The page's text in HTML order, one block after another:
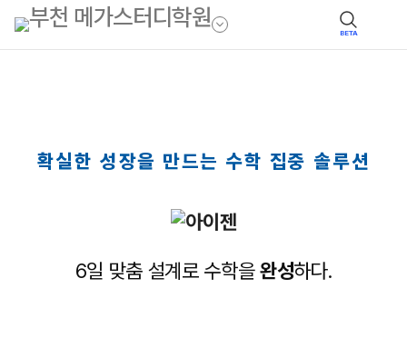
BETA
확실한 성장을 만드는 수학 집중 솔루션
6일 맞춤 설계로 수학을완성하다.